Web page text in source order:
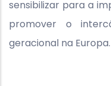
sensibilizar para a
promover o
geracional na Europa.